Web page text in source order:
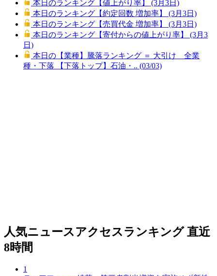
本日のランキング【値上がり率】 (3月3日)
本日のランキング【約定回数 増加率】 (3月3日)
本日のランキング【売買代金 増加率】 (3月3日)
本日のランキング【寄付からの値上がり率】 (3月3
日)
本日の【業種】騰落ランキング ＝ 大引け 全業
種・下落 【下落トップ】石油・.. (03/03)
人気ニュースアクセスランキング 直近
8時間
1